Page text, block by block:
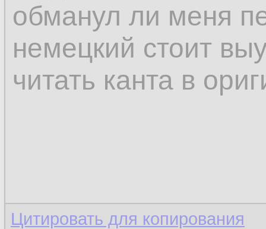
обманул ли меня
немецкий стоит
читать канта в
Цитировать для копирования